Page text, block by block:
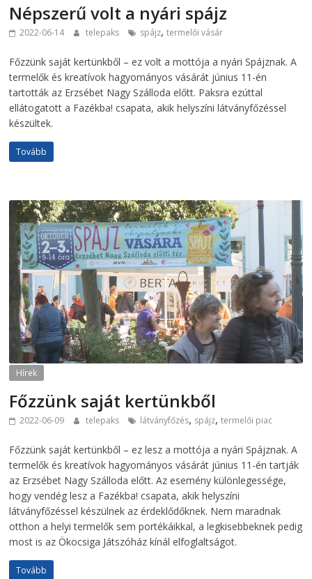
Népszerű volt a nyári spájz
2022-06-14 telepaks spájz,termelői vásár
Főzzünk saját kertünkből – ez volt a mottója a nyári Spájznak. A
termelők és kreatívok hagyományos vásárát június 11-én
tartották az Erzsébet Nagy Szálloda előtt. Paksra ezúttal
ellátogatott a Fazékba! csapata, akik helyszíni látványfőzéssel
készültek.
Tovább
Hírek
Főzzünk saját kertünkből
2022-06-09 telepaks látványfőzés, spájz,termelői piac
Főzzünk saját kertünkből – ez lesz a mottója a nyári Spájznak. A
termelők és kreatívok hagyományos vásárát június 11-én tartják
az Erzsébet Nagy Szálloda előtt. Az esemény különlegessége,
hogy vendég lesz a Fazékba! csapata, akik helyszíni
látványfőzéssel készülnek az érdeklődőknek. Nem maradnak
otthon a helyi termelők sem portékáikkal, a legkisebbeknek pedig
most is az Ökocsiga Játszóház kínál elfoglaltságot.
Tovább